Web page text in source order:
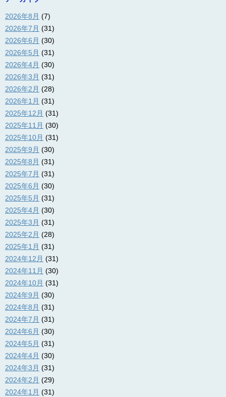
2026年8月 (7)
2026年7月 (31)
2026年6月 (30)
2026年5月 (31)
2026年4月 (30)
2026年3月 (31)
2026年2月 (28)
2026年1月 (31)
2025年12月 (31)
2025年11月 (30)
2025年10月 (31)
2025年9月 (30)
2025年8月 (31)
2025年7月 (31)
2025年6月 (30)
2025年5月 (31)
2025年4月 (30)
2025年3月 (31)
2025年2月 (28)
2025年1月 (31)
2024年12月 (31)
2024年11月 (30)
2024年10月 (31)
2024年9月 (30)
2024年8月 (31)
2024年7月 (31)
2024年6月 (30)
2024年5月 (31)
2024年4月 (30)
2024年3月 (31)
2024年2月 (29)
2024年1月 (31)